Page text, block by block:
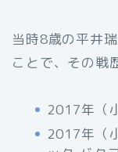
当時8歳の平井
ことで、その戦
2017年（
2017年（